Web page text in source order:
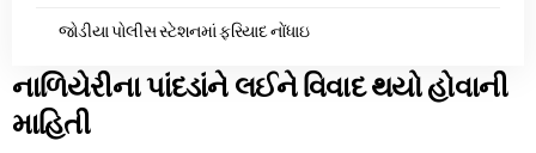
જોડીયા પોલીસ સ્ટેશનમાં ફરિયાદ નોંધાઇ
નાળિયેરીના પાંદડાંને લઈને વિવાદ થયો હોવાની
માહિતી